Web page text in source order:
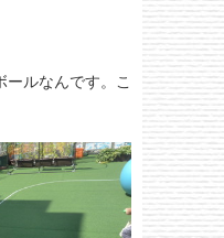
ールなんです。こ